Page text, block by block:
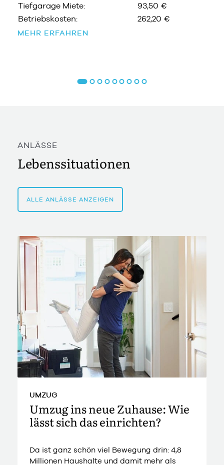
Tiefgarage Miete:
93,50 €
Betriebskosten:
262,20 €
MEHR ERFAHREN
ANLÄSSE
Lebenssituationen
ALLE ANLÄSSE ANZEIGEN
UMZUG
Umzug ins neue Zuhause: Wie
lässt sich das einrichten?
Da ist ganz schön viel Bewegung drin: 4,8
Millionen Haushalte und damit mehr als